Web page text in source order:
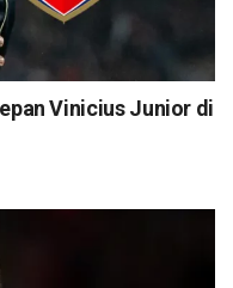
Vinicius Junior di